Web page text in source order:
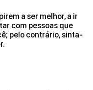
a ser melhor, a ir
com pessoas que
pelo contrário, sinta-